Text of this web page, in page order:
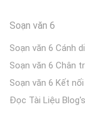
Soạn văn 6
Soạn văn 6 Cánh
Soạn văn 6 Chân
Soạn văn 6 Kết nối
Đọc Tài Liệu Blog's